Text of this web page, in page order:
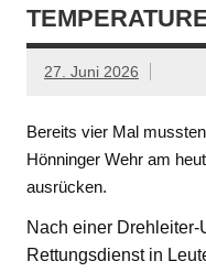
27. Juni 2026
Bereits vier Mal
Hönninger Wehr am
ausrücken.
Nach einer Drehleiter-
Rettungsdienst in